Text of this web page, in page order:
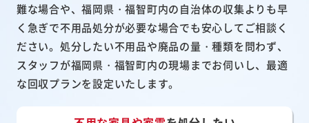
難な場合や、福岡県・福智町内の自治体の収集よりも早
く急ぎで不用品処分が必要な場合でも安心してご相談く
ださい。処分したい不用品や廃品の量・種類を問わず、
スタッフが福岡県・福智町内の現場までお伺いし、最適
な回収プランを設定いたします。